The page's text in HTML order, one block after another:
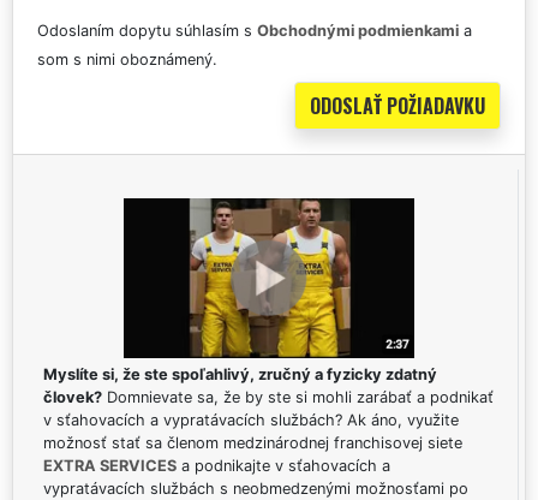
Odoslaním dopytu súhlasím s Obchodnými podmienkami a
som s nimi oboznámený.
Myslíte si, že ste spoľahlivý, zručný a fyzicky zdatný
človek? Domnievate sa, že by ste si mohli zarábať a podnikať
v sťahovacích a vypratávacích službách? Ak áno, využite
možnosť stať sa členom medzinárodnej franchisovej siete
EXTRA SERVICES a podnikajte v sťahovacích a
vypratávacích službách s neobmedzenými možnosťami po